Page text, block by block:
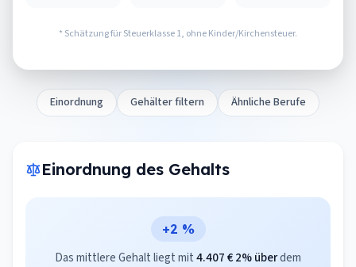
* Schätzung für Steuerklasse 1, ohne Kinder/Kirchensteuer.
Einordnung Gehälter filtern Ähnliche Berufe
Einordnung des Gehalts
+2 %
Das mittlere Gehalt liegt mit4.407 €2% überdem